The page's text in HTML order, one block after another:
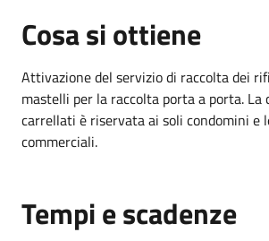
Cosa si ottiene
Attivazione del servizio di raccolta dei
mastelli per la raccolta porta a porta. La
carrellati è riservata ai soli condomini e
commerciali.
Tempi e scadenze